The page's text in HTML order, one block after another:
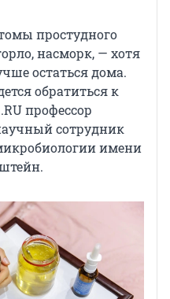
простудного
насморк, — хотя
остаться дома.
обратиться к
профессор
сотрудник
имени